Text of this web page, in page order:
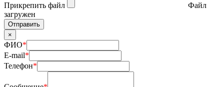
Прикрепить файл
Файл
загружен
×
ФИО*
E-mail*
Телефон*